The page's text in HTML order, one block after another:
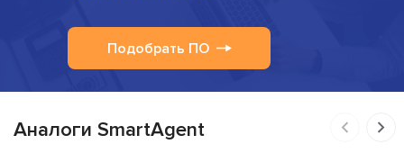
Подобрать ПО
Аналоги SmartAgent